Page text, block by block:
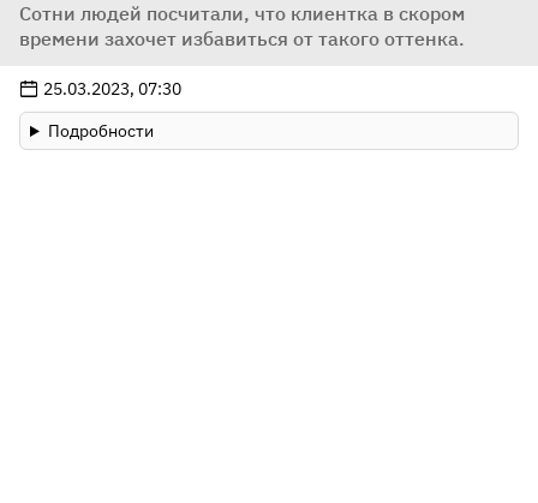
Сотни людей посчитали, что клиентка в скором
времени захочет избавиться от такого оттенка.
25.03.2023, 07:30
Подробности